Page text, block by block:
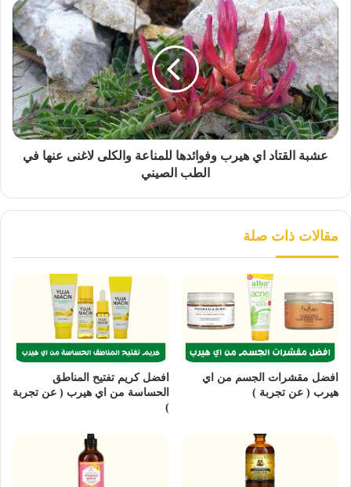
عشبة القتاد اي هيرب وفوائدها للمناعة والكلى لاغنى عنها في
الطب الصيني
مقالات ذات صلة
افضل مقشرات الجسم من اي
هيرب ( عن تجربة )
افضل كريم تفتيح المناطق
الحساسة من اي هيرب ( عن تجربة
)